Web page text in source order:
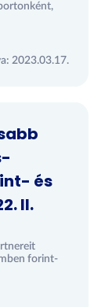
2023.03.17.
és
II.
forint-